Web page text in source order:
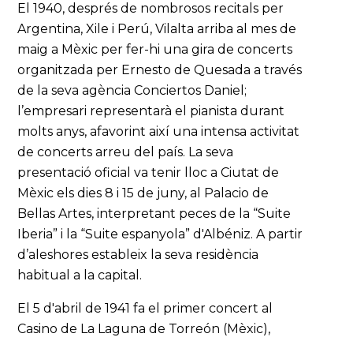
El 1940, després de nombrosos recitals per
Argentina, Xile i Perú, Vilalta arriba al mes de
maig a Mèxic per fer-hi una gira de concerts
organitzada per Ernesto de Quesada a través
de la seva agència Conciertos Daniel;
l’empresari representarà el pianista durant
molts anys, afavorint així una intensa activitat
de concerts arreu del país. La seva
presentació oficial va tenir lloc a Ciutat de
Mèxic els dies 8 i 15 de juny, al Palacio de
Bellas Artes, interpretant peces de la “Suite
Iberia” i la “Suite espanyola” d'Albéniz. A partir
d’aleshores estableix la seva residència
habitual a la capital.
El 5 d'abril de 1941 fa el primer concert al
Casino de La Laguna de Torreón (Mèxic),